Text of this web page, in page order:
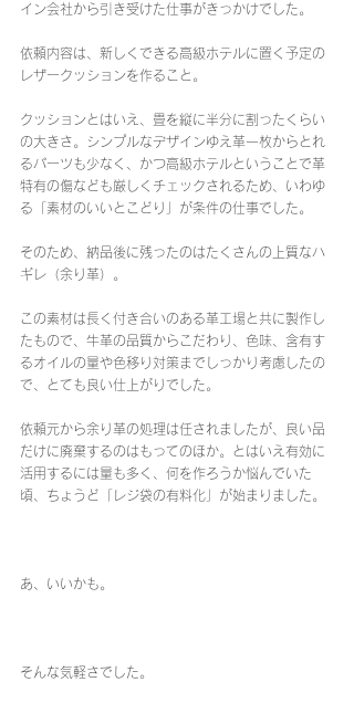
イン会社から引き受けた仕事がきっかけでした。
依頼内容は、新しくできる高級ホテルに置く予定の
レザークッションを作ること。
クッションとはいえ、畳を縦に半分に割ったくらい
の大きさ。シンプルなデザインゆえ革一枚からとれ
るパーツも少なく、かつ高級ホテルということで革
特有の傷なども厳しくチェックされるため、いわゆ
る「素材のいいとこどり」が条件の仕事でした。
そのため、納品後に残ったのはたくさんの上質なハ
ギレ（余り革）。
この素材は長く付き合いのある革工場と共に製作し
たもので、牛革の品質からこだわり、色味、含有す
るオイルの量や色移り対策までしっかり考慮したの
で、とても良い仕上がりでした。
依頼元から余り革の処理は任されましたが、良い品
だけに廃棄するのはもってのほか。とはいえ有効に
活用するには量も多く、何を作ろうか悩んでいた
頃、ちょうど「レジ袋の有料化」が始まりました。
あ、いいかも。
そんな気軽さでした。